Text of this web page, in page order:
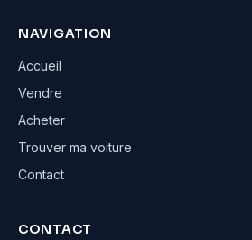
NAVIGATION
Accueil
Vendre
Acheter
Trouver ma voiture
Contact
CONTACT